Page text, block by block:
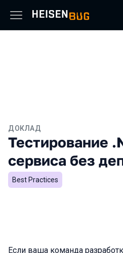
ДОКЛАД
Тестирование
сервиса без
Best Practices
Если ваша команда